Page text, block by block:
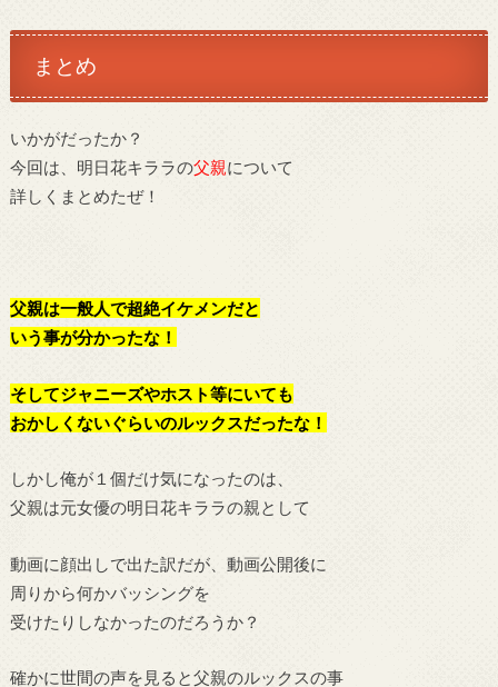
まとめ
いかがだったか？
今回は、明日花キララの父親について
詳しくまとめたぜ！
父親は一般人で超絶イケメンだと
いう事が分かったな！
そしてジャニーズやホスト等にいても
おかしくないぐらいのルックスだったな！
しかし俺が１個だけ気になったのは、
父親は元女優の明日花キララの親として
動画に顔出しで出た訳だが、動画公開後に
周りから何かバッシングを
受けたりしなかったのだろうか？
確かに世間の声を見ると父親のルックスの事